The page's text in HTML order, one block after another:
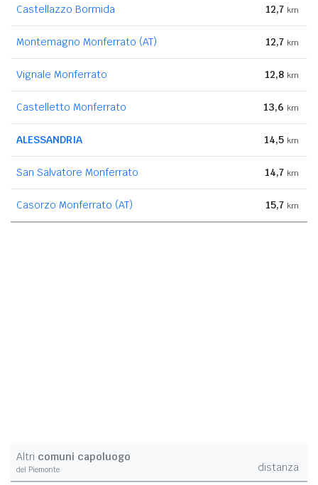
Castellazzo Bormida 12,7 km
Montemagno Monferrato (AT) 12,7 km
Vignale Monferrato 12,8 km
Castelletto Monferrato 13,6 km
ALESSANDRIA 14,5 km
San Salvatore Monferrato 14,7 km
Casorzo Monferrato (AT) 15,7 km
Altri comuni capoluogo
del Piemonte distanza